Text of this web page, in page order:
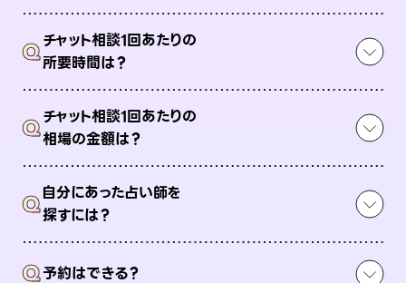
Qチャット相談1回あたりの
所要時間は？
Qチャット相談1回あたりの
相場の金額は？
Q自分にあった占い師を
探すには？
Q予約はできる？